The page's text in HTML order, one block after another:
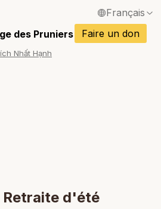
Français
English / Anglais
Español / Espagnol
des Pruniers Faire un don
Nhất Hạnh
d'été